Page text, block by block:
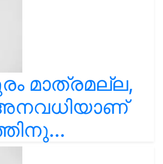
മാത്രമല്ല,